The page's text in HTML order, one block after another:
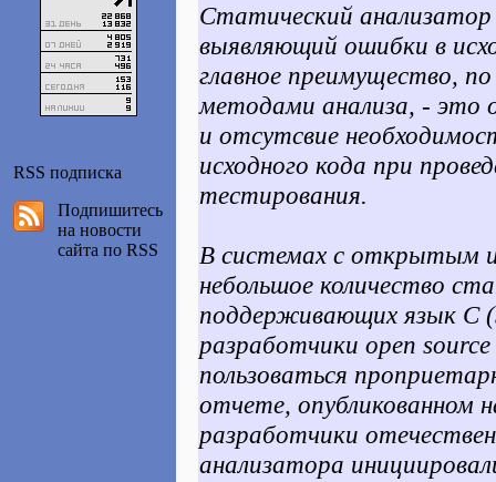
RSS подписка
Подпишитесь
на новости
сайта по RSS
Статический
выявляющий ошибки в
главное преимущество,
методами анализа, - это
и отсутсвие
исходного кода при
тестирования.
В системах с открытым
небольшое количество
поддерживающих язык C
разработчики open
пользоваться
отчете, опубликованном
разработчики
анализатора